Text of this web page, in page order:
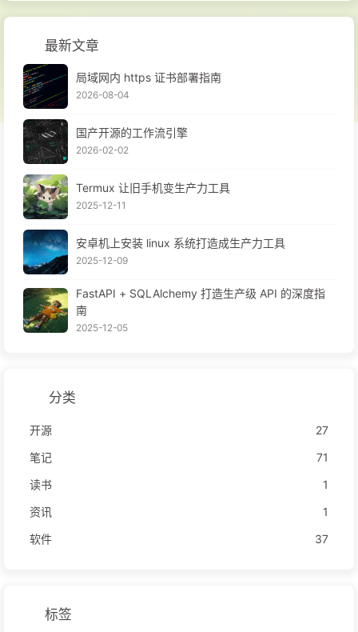
最新文章
局域网内 https 证书部署指南
2026-08-04
国产开源的工作流引擎
2026-02-02
Termux 让旧手机变生产力工具
2025-12-11
安卓机上安装 linux 系统打造成生产力工具
2025-12-09
FastAPI + SQLAlchemy 打造生产级 API 的深度指
南
2025-12-05
分类
开源
27
笔记
71
读书
1
资讯
1
软件
37
标签